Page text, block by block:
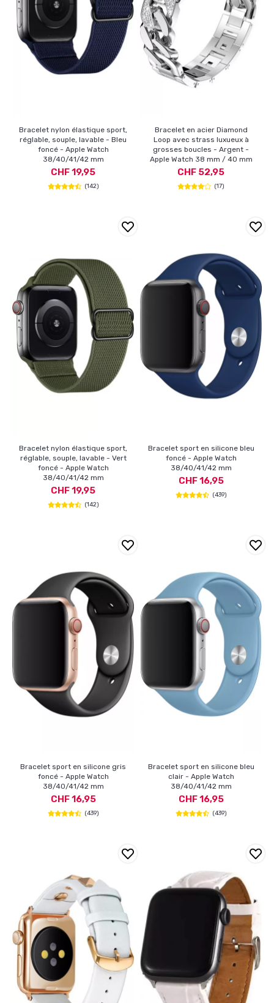
Bracelet nylon élastique sport,
réglable, souple, lavable - Bleu
foncé - Apple Watch
38/40/41/42 mm
CHF 19,95
(142)
Bracelet en acier Diamond
Loop avec strass luxueux à
grosses boucles - Argent -
Apple Watch 38 mm / 40 mm
CHF 52,95
(17)
Bracelet nylon élastique sport,
réglable, souple, lavable - Vert
foncé - Apple Watch
38/40/41/42 mm
CHF 19,95
(142)
Bracelet sport en silicone bleu
foncé - Apple Watch
38/40/41/42 mm
CHF 16,95
(439)
Bracelet sport en silicone gris
foncé - Apple Watch
38/40/41/42 mm
CHF 16,95
(439)
Bracelet sport en silicone bleu
clair - Apple Watch
38/40/41/42 mm
CHF 16,95
(439)